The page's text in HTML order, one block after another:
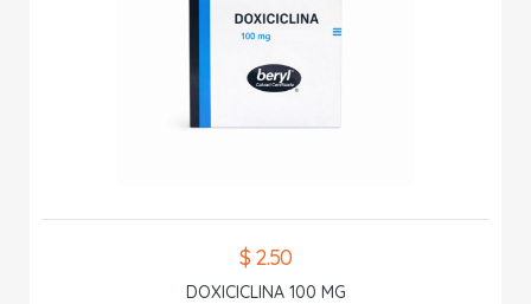
$ 2.50
DOXICICLINA 100 MG